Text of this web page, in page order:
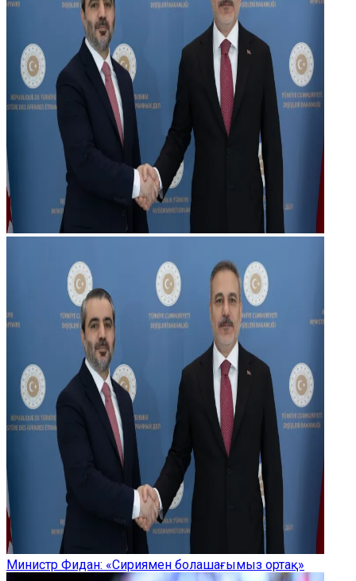
Министр Фидан: «Сириямен болашағымыз ортақ»